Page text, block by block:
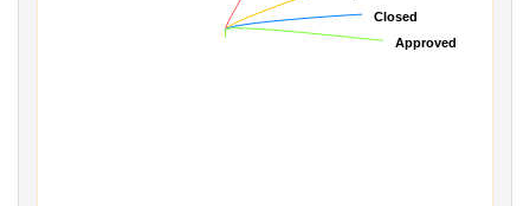
Closed
Closed
Approved
Approved